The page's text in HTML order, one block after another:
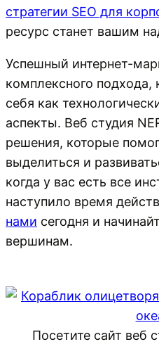
стратегии SEO для
ресурс станет вашим
Успешный интернет-
комплексного
себя как
аспекты. Веб студия
решения, которые
выделиться и
когда у вас есть все
наступило время
нами сегодня и
вершинам.
Посетите сайт веб